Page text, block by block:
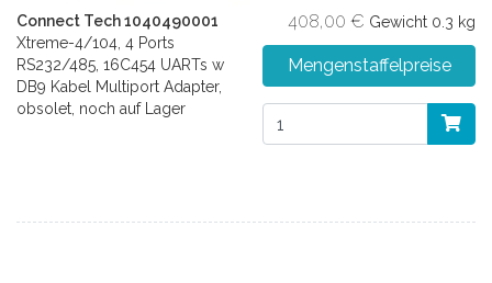
Connect Tech 1040490001
Xtreme-4/104, 4 Ports
RS232/485, 16C454 UARTs w
DB9 Kabel Multiport Adapter,
obsolet, noch auf Lager
408,00 € Gewicht 0.3 kg
Mengenstaffelpreise